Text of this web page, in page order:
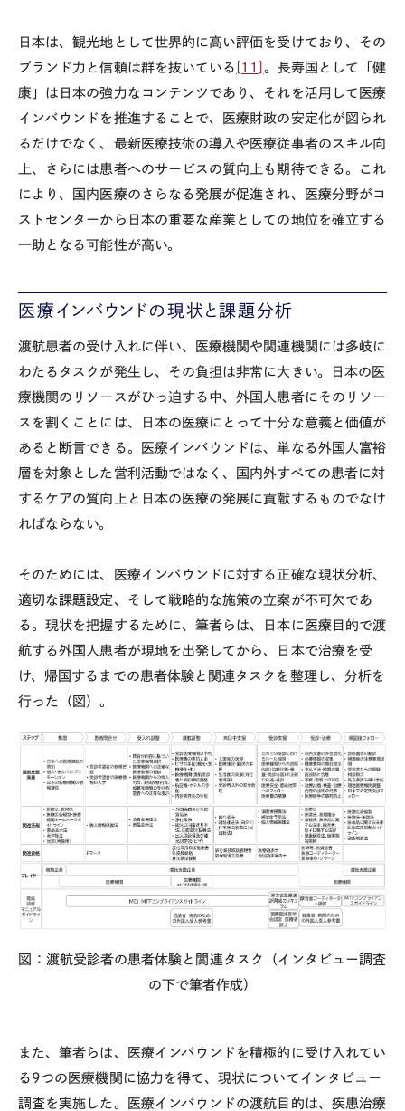
日本は、観光地として世界的に高い評価を受けており、その
ブランド力と信頼は群を抜いている [11] 。長寿国として「健
康」は日本の強力なコンテンツであり、それを活用して医療
インバウンドを推進することで、医療財政の安定化が図られ
るだけでなく、最新医療技術の導入や医療従事者のスキル向
上、さらには患者へのサービスの質向上も期待できる。これ
により、国内医療のさらなる発展が促進され、医療分野がコ
ストセンターから日本の重要な産業としての地位を確立する
一助となる可能性が高い。
医療インバウンドの現状と課題分析
渡航患者の受け入れに伴い、医療機関や関連機関には多岐に
わたるタスクが発生し、その負担は非常に大きい。日本の医
療機関のリソースがひっ迫する中、外国人患者にそのリソー
スを割くことには、日本の医療にとって十分な意義と価値が
あると断言できる。医療インバウンドは、単なる外国人富裕
層を対象とした営利活動ではなく、国内外すべての患者に対
するケアの質向上と日本の医療の発展に貢献するものでなけ
ればならない。
そのためには、医療インバウンドに対する正確な現状分析、
適切な課題設定、そして戦略的な施策の立案が不可欠であ
る。現状を把握するために、筆者らは、日本に医療目的で渡
航する外国人患者が現地を出発してから、日本で治療を受
け、帰国するまでの患者体験と関連タスクを整理し、分析を
行った（図）。
図：渡航受診者の患者体験と関連タスク（インタビュー調査
の下で筆者作成）
また、筆者らは、医療インバウンドを積極的に受け入れてい
る9つの医療機関に協力を得て、現状についてインタビュー
調査を実施した。医療インバウンドの渡航目的は、疾患治療